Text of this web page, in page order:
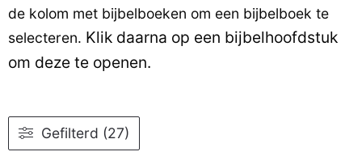
de kolom met bijbelboeken om een bijbelboek te
selecteren. Klik daarna op een bijbelhoofdstuk
om deze te openen.
Gefilterd (27)